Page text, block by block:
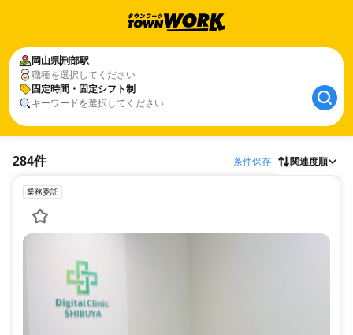
岡山県刑部駅
職種を選択してください
固定時間・固定シフト制
キーワードを選択してください
284件 条件保存 関連度順
業務委託